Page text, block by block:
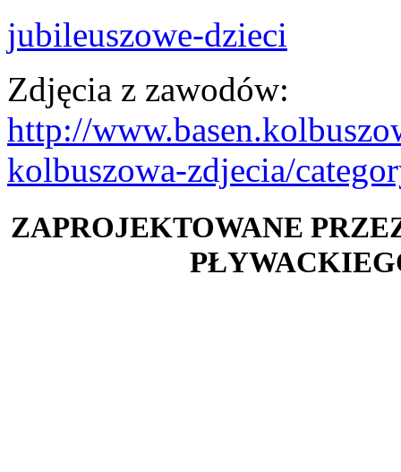
jubileuszowe-dzieci
Zdjęcia z zawodów:
http://
kolbuszowa-zdjecia/
ZAPROJEKTOWANE